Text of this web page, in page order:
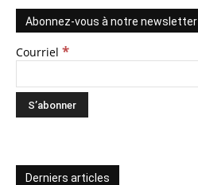
Abonnez-vous à notre newsletter
Courriel *
Derniers articles